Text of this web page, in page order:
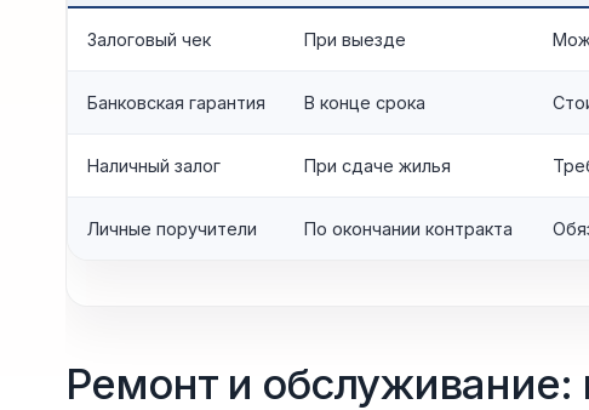
Залоговый чек При выезде
Банковская гарантия В конце срока
Наличный залог При сдаче жилья
Личные поручители По окончании контракта
Ремонт и обслуживание: